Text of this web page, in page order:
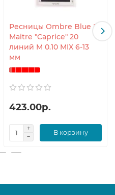
Ресницы Ombre Blue Le
Maitre "Caprice" 20
линий M 0.10 MIX 6-13
мм
423.00р.
В корзину